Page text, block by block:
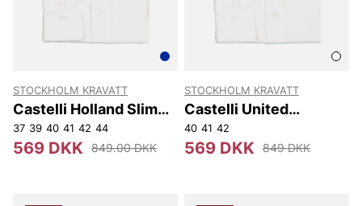
STOCKHOLM KRAVATT
Castelli Holland Slim
Fit
37 39 40 41 42 44
569 DKK 849.00 DKK
STOCKHOLM KRAVATT
Castelli United
Kingdom Slim Fit
40 41 42
569 DKK 849 DKK